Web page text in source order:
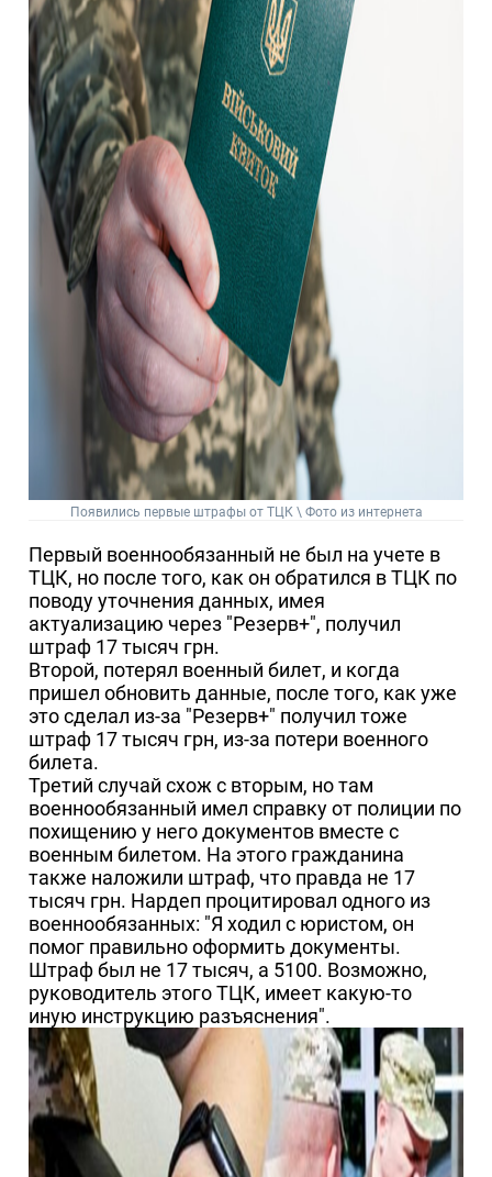
Появились первые штрафы от ТЦК \ Фото из интернета
Первый военнообязанный не был на учете в
ТЦК, но после того, как он обратился в ТЦК по
поводу уточнения данных, имея
актуализацию через "Резерв+", получил
штраф 17 тысяч грн.
Второй, потерял военный билет, и когда
пришел обновить данные, после того, как уже
это сделал из-за "Резерв+" получил тоже
штраф 17 тысяч грн, из-за потери военного
билета.
Третий случай схож с вторым, но там
военнообязанный имел справку от полиции по
похищению у него документов вместе с
военным билетом. На этого гражданина
также наложили штраф, что правда не 17
тысяч грн. Нардеп процитировал одного из
военнообязанных: "Я ходил с юристом, он
помог правильно оформить документы.
Штраф был не 17 тысяч, а 5100. Возможно,
руководитель этого ТЦК, имеет какую-то
иную инструкцию разъяснения".